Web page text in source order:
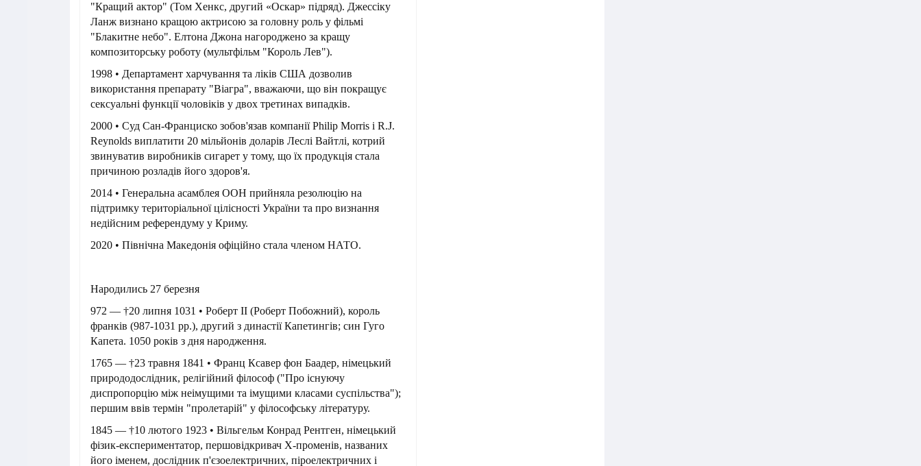
"Кращий актор" (Том Хенкс, другий «Оскар» підряд). Джессіку
Ланж визнано кращою актрисою за головну роль у фільмі
"Блакитне небо". Елтона Джона нагороджено за кращу
композиторську роботу (мультфільм "Король Лев").
1998 • Департамент харчування та ліків США дозволив
використання препарату "Віагра", вважаючи, що він покращує
сексуальні функції чоловіків у двох третинах випадків.
2000 • Суд Сан-Франциско зобов'язав компанії Philip Morris і R.J.
Reynolds виплатити 20 мільйонів доларів Леслі Вайтлі, котрий
звинуватив виробників сигарет у тому, що їх продукція стала
причиною розладів його здоров'я.
2014 • Генеральна асамблея ООН прийняла резолюцію на
підтримку територіальної цілісності України та про визнання
недійсним референдуму у Криму.
2020 • Північна Македонія офіційно стала членом НАТО.
Народились 27 березня
972 — †20 липня 1031 • Роберт II (Роберт Побожний), король
франків (987-1031 рр.), другий з династії Капетингів; син Гуго
Капета. 1050 років з дня народження.
1765 — †23 травня 1841 • Франц Ксавер фон Баадер, німецький
природодослідник, релігійний філософ ("Про існуючу
диспропорцію між неімущими та імущими класами суспільства");
першим ввів термін "пролетарій" у філософську літературу.
1845 — †10 лютого 1923 • Вільгельм Конрад Рентген, німецький
фізик-експериментатор, першовідкривач X-променів, названих
його іменем, дослідник п'єзоелектричних, піроелектричних і